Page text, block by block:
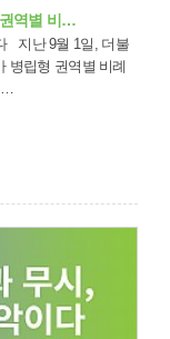
역별 비…
병립형 권역별 비례